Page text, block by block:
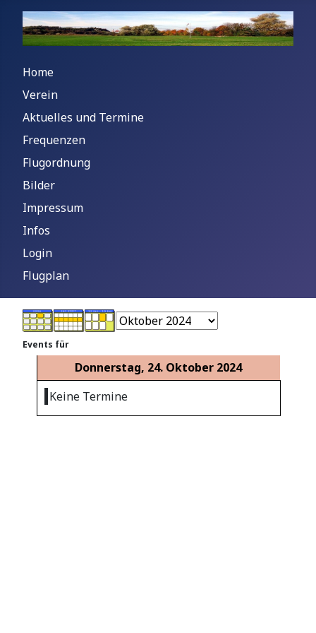
Home
Verein
Aktuelles und Termine
Frequenzen
Flugordnung
Bilder
Impressum
Infos
Login
Flugplan
Events für
Donnerstag, 24. Oktober 2024
Keine Termine